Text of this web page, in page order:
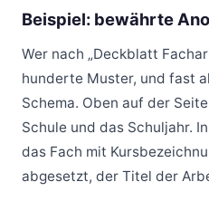
Beispiel: bewährte
Wer nach „Deckblatt
hunderte Muster, und fast
Schema. Oben auf der
Schule und das Schuljahr.
das Fach mit
abgesetzt, der Titel der